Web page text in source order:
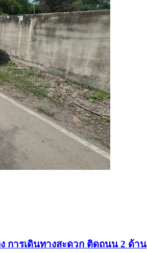
การเดินทางสะดวก ติดถนน 2 ด้าน